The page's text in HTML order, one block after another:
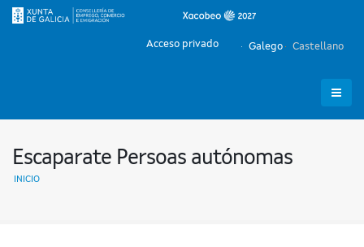
Galego Castellano
Acceso privado
Escaparate Persoas autónomas
INICIO